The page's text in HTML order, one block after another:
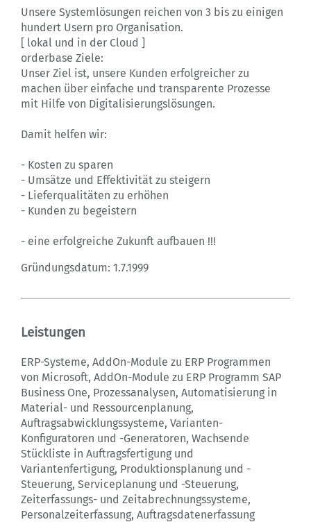
Unsere Systemlösungen reichen von 3 bis zu einigen
hundert Usern pro Organisation.
[ lokal und in der Cloud ]
orderbase Ziele:
Unser Ziel ist, unsere Kunden erfolgreicher zu
machen über einfache und transparente Prozesse
mit Hilfe von Digitalisierungslösungen.
Damit helfen wir:
- Kosten zu sparen
- Umsätze und Effektivität zu steigern
- Lieferqualitäten zu erhöhen
- Kunden zu begeistern
- eine erfolgreiche Zukunft aufbauen !!!
Gründungsdatum: 1.7.1999
Leistungen
ERP-Systeme, AddOn-Module zu ERP Programmen
von Microsoft, AddOn-Module zu ERP Programm SAP
Business One, Prozessanalysen, Automatisierung in
Material- und Ressourcenplanung,
Auftragsabwicklungssysteme, Varianten-
Konfiguratoren und -Generatoren, Wachsende
Stückliste in Auftragsfertigung und
Variantenfertigung, Produktionsplanung und -
Steuerung, Serviceplanung und -Steuerung,
Zeiterfassungs- und Zeitabrechnungssysteme,
Personalzeiterfassung, Auftragsdatenerfassung